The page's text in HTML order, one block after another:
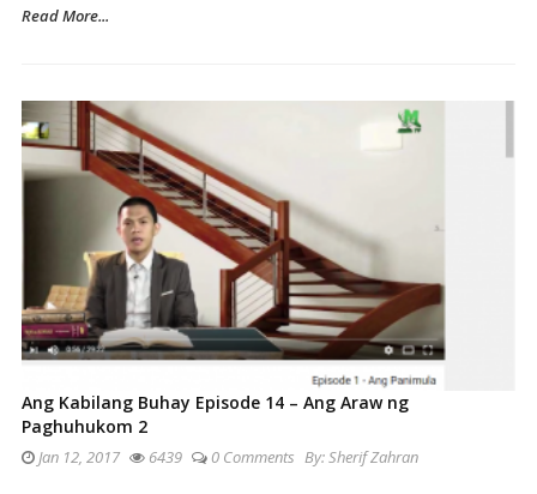
Read More...
Ang Kabilang Buhay Episode 14 – Ang Araw ng
Paghuhukom 2
Jan 12, 2017 6439 0 Comments By:Sherif Zahran